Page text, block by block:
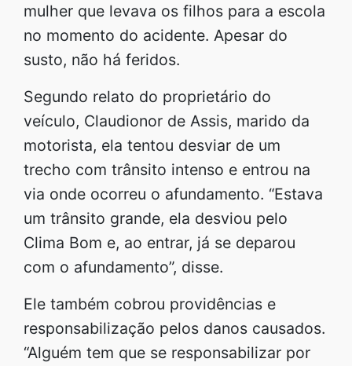
mulher que levava os filhos para a escola
no momento do acidente. Apesar do
susto, não há feridos.
Segundo relato do proprietário do
veículo, Claudionor de Assis, marido da
motorista, ela tentou desviar de um
trecho com trânsito intenso e entrou na
via onde ocorreu o afundamento. “Estava
um trânsito grande, ela desviou pelo
Clima Bom e, ao entrar, já se deparou
com o afundamento”, disse.
Ele também cobrou providências e
responsabilização pelos danos causados.
“Alguém tem que se responsabilizar por